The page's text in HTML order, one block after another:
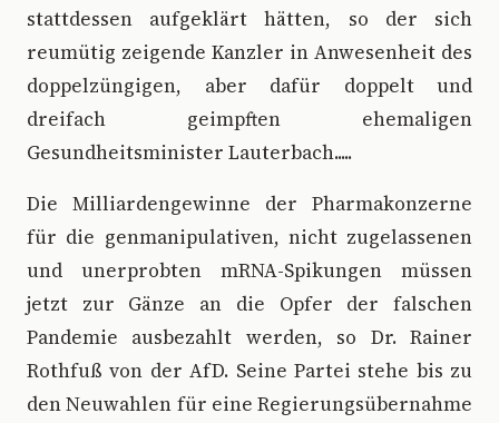
stattdessen aufgeklärt hätten, so der sich
reumütig zeigende Kanzler in Anwesenheit des
doppelzüngigen, aber dafür doppelt und
dreifach geimpften ehemaligen
Gesundheitsminister Lauterbach.....
Die Milliardengewinne der Pharmakonzerne
für die genmanipulativen, nicht zugelassenen
und unerprobten mRNA-Spikungen müssen
jetzt zur Gänze an die Opfer der falschen
Pandemie ausbezahlt werden, so Dr. Rainer
Rothfuß von der AfD. Seine Partei stehe bis zu
den Neuwahlen für eine Regierungsübernahme